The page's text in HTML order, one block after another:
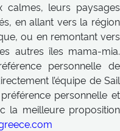
calmes, leurs paysages
en allant vers la région
ou en remontant vers
autres îles mama-mia.
personnelle de
l’équipe de Sail
personnelle et
la meilleure proposition